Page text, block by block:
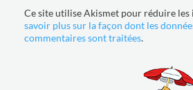
Ce site utilise Akismet pour réduire les
savoir plus sur la façon dont les
commentaires sont traitées.